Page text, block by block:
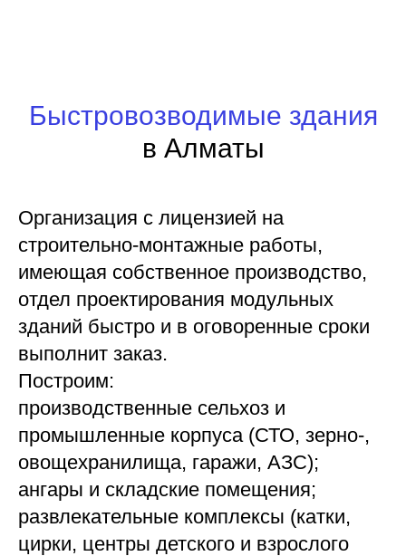
Быстровозводимые здания
в Алматы
Организация с лицензией на
строительно-монтажные работы,
имеющая собственное производство,
отдел проектирования модульных
зданий быстро и в оговоренные сроки
выполнит заказ.
Построим:
производственные сельхоз и
промышленные корпуса (СТО, зерно-,
овощехранилища, гаражи, АЗС);
ангары и складские помещения;
развлекательные комплексы (катки,
цирки, центры детского и взрослого